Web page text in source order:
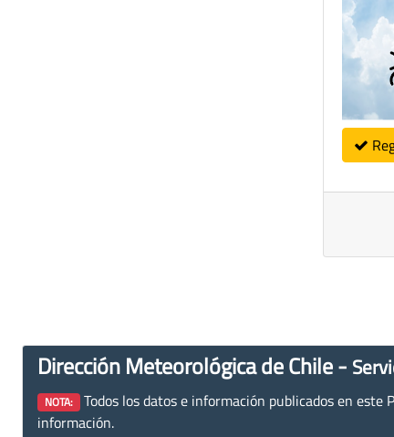
Dirección Meteorológica de Chile -
NOTA: Todos los datos e información publicados en este
información.